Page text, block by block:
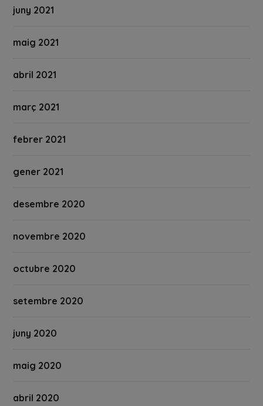
juny 2021
maig 2021
abril 2021
març 2021
febrer 2021
gener 2021
desembre 2020
novembre 2020
octubre 2020
setembre 2020
juny 2020
maig 2020
abril 2020